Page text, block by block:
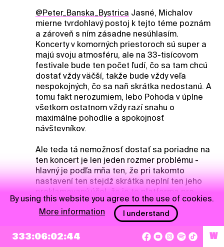
@Peter_Banska_Bystrica Jasné, Michalov
mierne tvrdohlavý postoj k tejto téme poznám
a zároveň s ním zásadne nesúhlasím.
Koncerty v komorných priestoroch sú super a
majú svoju atmosféru, ale na 33-tisícovom
festivale bude ten počet ľudí, čo sa tam chcú
dostať vždy väčší, takže bude vždy veľa
nespokojných, čo sa naň skrátka nedostanú. A
tomu fakt nerozumiem, lebo Pohoda v úplne
všetkom ostatnom vždy razí snahu o
maximálne pohodlie a spokojnosť
návštevníkov.
Ale teda tá nemožnosť dostať sa poriadne na
ten koncert je len jeden rozmer problému -
hlavný je podľa mňa ten, že pri takomto
nastavení ten stejdž skrátka neplní ten jeho
proklamovaný účel, že je to platforma pre
menšie a menej známe mená. Na to by
najskôr naozaj potrebovali to publikum.
Okrem tých v úvodnom príspevku mi napadá aj
iné, kompromisné riešenie - kapelu nechať
333:06:02:43 W
By using this website you agree to the use of cookies.
More information
I understand